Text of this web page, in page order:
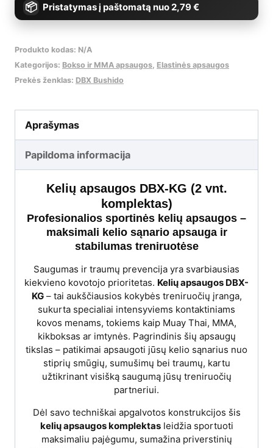
oda,
vnt.
Pristatymas į paštomatą nuo 2,79 €
Produkto kodas: N/A
Kategorijos: Bokso ir MMA apsaugos, Elastinės apsaugos
Prekės ženklas: DBX Bushido
Aprašymas
Papildoma informacija
Kelių apsaugos DBX-KG (2 vnt.
komplektas)
Profesionalios sportinės kelių apsaugos –
maksimali kelio sąnario apsauga ir
stabilumas treniruotėse
Saugumas ir traumų prevencija yra svarbiausias
kiekvieno kovotojo prioritetas. Kelių apsaugos DBX-
KG– tai aukščiausios kokybės treniruočių įranga,
sukurta specialiai intensyviems kontaktiniams
kovos menams, tokiems kaip Muay Thai, MMA,
kikboksas ar imtynės. Pagrindinis šių apsaugų
tikslas – patikimai apsaugoti jūsų kelio sąnarius nuo
stiprių smūgių, sumušimų bei traumų, kartu
užtikrinant visišką saugumą jūsų treniruočių
partneriui.
Dėl savo techniškai apgalvotos konstrukcijos šis
kelių apsaugos komplektasleidžia sportuoti
maksimaliu pajėgumu, sumažina priverstinių